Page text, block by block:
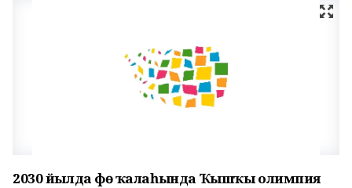
2030 йылда Өфө ҡалаһында Ҡышҡы олимпия